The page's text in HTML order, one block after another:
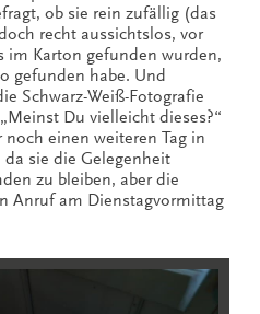
ob sie rein zufällig (das
recht aussichtslos, vor
im Karton gefunden wurden,
gefunden habe. Und
Schwarz-Weiß-Fotografie
Du vielleicht dieses?“
noch einen weiteren Tag in
sie die Gelegenheit
zu bleiben, aber die
Anruf am Dienstagvormittag